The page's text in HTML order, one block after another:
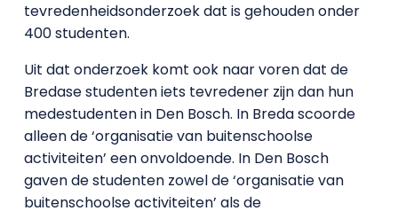
tevredenheidsonderzoek dat is gehouden onder
400 studenten.
Uit dat onderzoek komt ook naar voren dat de
Bredase studenten iets tevredener zijn dan hun
medestudenten in Den Bosch. In Breda scoorde
alleen de ‘organisatie van buitenschoolse
activiteiten’ een onvoldoende. In Den Bosch
gaven de studenten zowel de ‘organisatie van
buitenschoolse activiteiten’ als de